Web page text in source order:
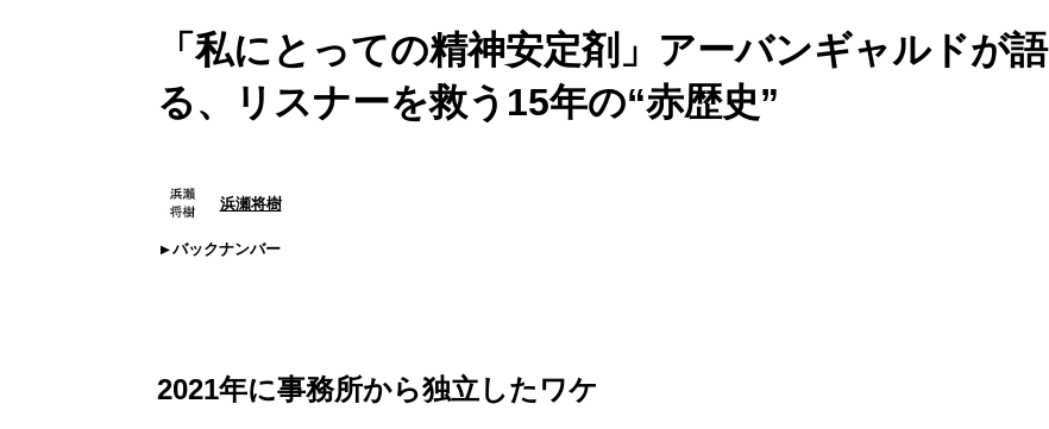
「私にとっての精神安定剤」アーバンギャルドが語
る、リスナーを救う15年の“赤歴史”
浜瀬将樹
バックナンバー
2021年に事務所から独立したワケ